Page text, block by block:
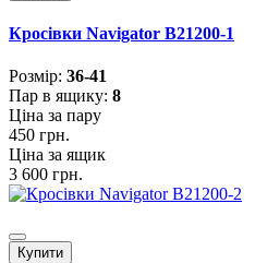
Кросівки Navigator B21200-1
Розмiр: 36-41
Пар в ящику: 8
Ціна за пару
450 грн.
Ціна за ящик
3 600 грн.
Купити